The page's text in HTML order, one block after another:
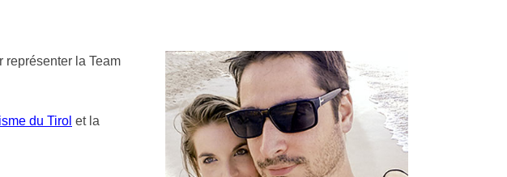
représenter la Team
du Tirol et la